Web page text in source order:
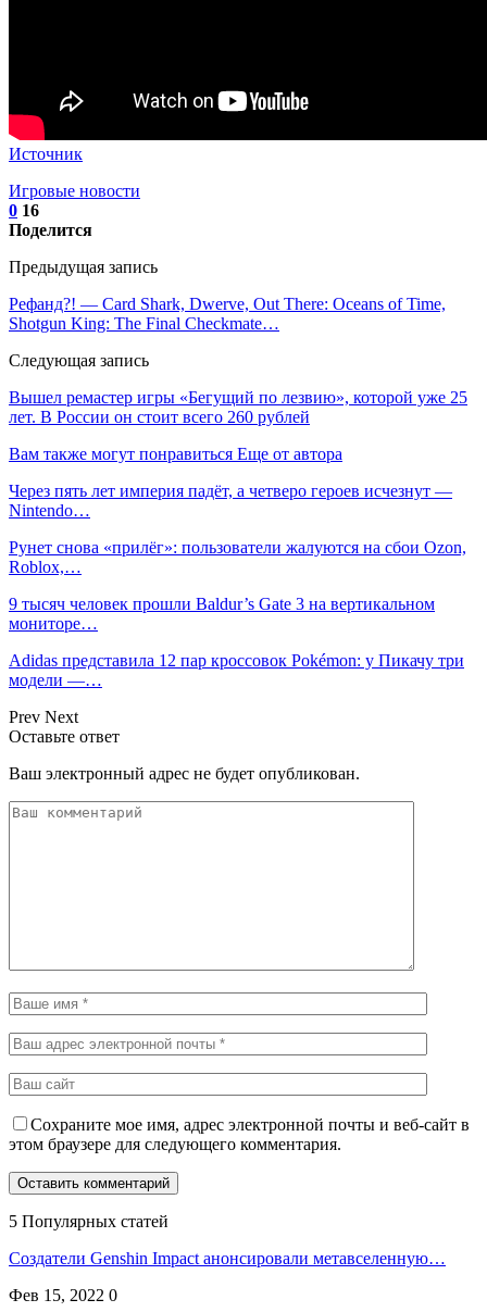
Источник
Игровые новости
0 16
Поделится
Предыдущая запись
Рефанд?! — Card Shark, Dwerve, Out There: Oceans of Time,
Shotgun King: The Final Checkmate…
Следующая запись
Вышел ремастер игры «Бегущий по лезвию», которой уже 25
лет. В России он стоит всего 260 рублей
Вам также могут понравиться Еще от автора
Через пять лет империя падёт, а четверо героев исчезнут —
Nintendo…
Рунет снова «прилёг»: пользователи жалуются на сбои Ozon,
Roblox,…
9 тысяч человек прошли Baldur’s Gate 3 на вертикальном
мониторе…
Adidas представила 12 пар кроссовок Pokémon: у Пикачу три
модели —…
Prev Next
Оставьте ответ
Ваш электронный адрес не будет опубликован.
Сохраните мое имя, адрес электронной почты и веб-сайт в
этом браузере для следующего комментария.
5 Популярных статей
Создатели Genshin Impact анонсировали метавселенную…
Фев 15, 2022 0